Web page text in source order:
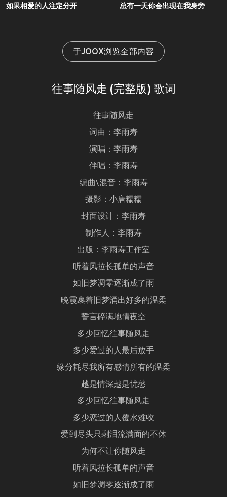
如果相爱的人注定分开 总有一天你会出现在我身旁
于JOOX浏览全部内容
往事随风走 (完整版) 歌词
往事随风走
词曲：李雨寿
演唱：李雨寿
伴唱：李雨寿
编曲\混音：李雨寿
摄影：小唐糯糯
封面设计：李雨寿
制作人：李雨寿
出版：李雨寿工作室
听着风拉长孤单的声音
如旧梦凋零逐渐成了雨
晚霞裹着旧梦涌出好多的温柔
誓言碎满地情夜空
多少回忆往事随风走
多少爱过的人最后放手
缘分耗尽我所有感情所有的温柔
越是情深越是忧愁
多少回忆往事随风走
多少恋过的人覆水难收
爱到尽头只剩泪流满面的不休
为何不让你随风走
听着风拉长孤单的声音
如旧梦凋零逐渐成了雨